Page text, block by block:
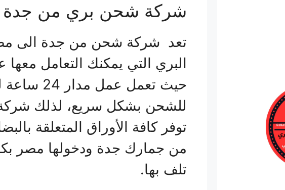
شركة شحن بري من جدة
تعد شركة شحن من جدة الى
البري التي يمكنك التعامل
حيث تعمل
للشحن بشكل سريع، لذلك
توفر كافة الأوراق المتعلقة
من جمارك جدة ودخولها مصر
تلف بها.